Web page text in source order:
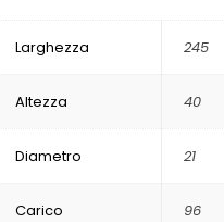
Larghezza 245
Altezza 40
Diametro 21
Carico 96